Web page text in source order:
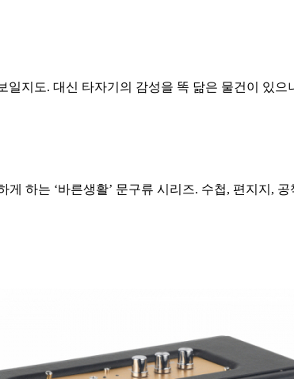
지도. 대신 타자기의 감성을 똑 닮은 물건이 있
하는 ‘바른생활’ 문구류 시리즈. 수첩, 편지지,